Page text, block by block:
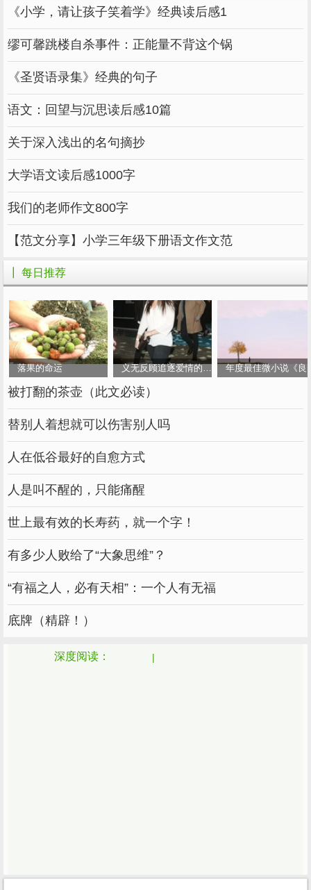
亲自下河知深浅，亲自尝梨知酸甜。
看江面平如镜，看水底万丈深。
花盆里长不出苍松，鸟笼里飞不出鹰。
日行，不怕千里；经常做，不怕千万事。
关于团结的谚语：
人心齐，泰山移。
人多计谋广，柴多火焰高。
筷子容易折，筷子难折。
树多成林不怕风，线多搓绳挑千斤。
一花独放不是春天，百花齐放春满园。
对联：
千里杨柳绿，春风暖万家。
黄莺鸣翠柳，紫燕剪春风。
春风放胆梳柳，夜雨瞒人润花。
春风拂千山绿，南燕双归万户春。
雾锁山头山锁雾，天连水尾水连天。
绿水本无忧，因风皱面；青山原不老，雪白头。
山川秀美；晴雨雨，时时好奇。
重叠山，曲曲环环路；丁丁冬泉，高高下树。
竹阴云满地，半帘花影月笼纱。(北京颐和园月
波楼)
树红树碧高低影，烟雾淡远近秋。(四川青城山
《小学，请让孩子笑着学》经典读后感1
缪可馨跳楼自杀事件：正能量不背这个锅
《圣贤语录集》经典的句子
语文：回望与沉思读后感10篇
关于深入浅出的名句摘抄
大学语文读后感1000字
我们的老师作文800字
【范文分享】小学三年级下册语文作文范
┃ 每日推荐
落果的命运 义无反顾追逐爱情的女人 年度最佳微小说《良
被打翻的茶壶（此文必读）
替别人着想就可以伤害别人吗
人在低谷最好的自愈方式
人是叫不醒的，只能痛醒
世上最有效的长寿药，就一个字！
有多少人败给了“大象思维”？
“有福之人，必有天相”：一个人有无福
底牌（精辟！）
深度阅读：